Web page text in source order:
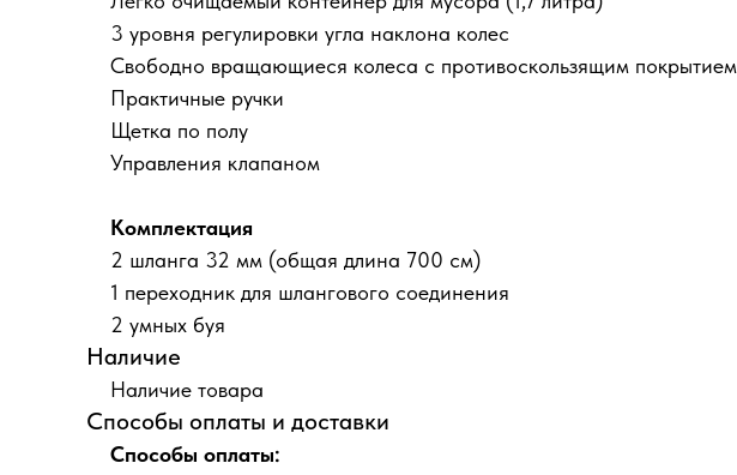
3 уровня регулировки угла наклона колес
Свободно вращающиеся колеса с противоскользящим покрытием
Практичные ручки
Щетка по полу
Управления клапаном
Комплектация
2 шланга 32 мм (общая длина 700 см)
1 переходник для шлангового соединения
2 умных буя
Наличие
Наличие товара
Способы оплаты и доставки
Способы оплаты: